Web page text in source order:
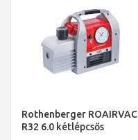
Rothenberger ROAIRVAC
R32 6.0 kétlépcsős